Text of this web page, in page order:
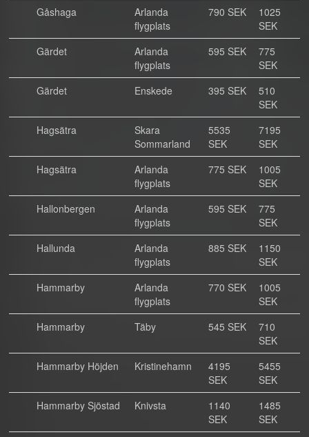
Gåshaga
Arlanda
flygplats
790 SEK
1025
SEK
Gärdet
Arlanda
flygplats
595 SEK
775
SEK
Gärdet
Enskede 395 SEK
510
SEK
Hagsätra
Skara
Sommarland
5535
SEK
7195
SEK
Hagsätra
Arlanda
flygplats
775 SEK
1005
SEK
Hallonbergen
Arlanda
flygplats
595 SEK
775
SEK
Hallunda
Arlanda
flygplats
885 SEK
1150
SEK
Hammarby
Arlanda
flygplats
770 SEK
1005
SEK
Hammarby
Täby 545 SEK
710
SEK
Hammarby Höjden
Kristinehamn
4195
SEK
5455
SEK
Hammarby Sjöstad
Knivsta
1140
SEK
1485
SEK